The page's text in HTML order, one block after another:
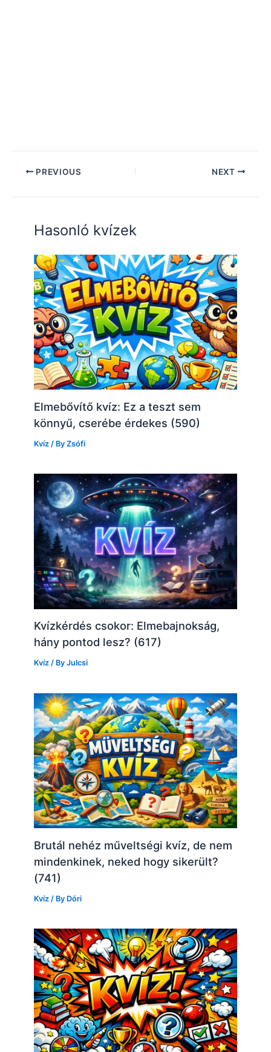
PREVIOUS NEXT
Hasonló kvízek
Elmebővítő kvíz: Ez a teszt sem
könnyű, cserébe érdekes (590)
Kvíz / ByZsófi
Kvízkérdés csokor: Elmebajnokság,
hány pontod lesz? (617)
Kvíz / ByJulcsi
Brutál nehéz műveltségi kvíz, de nem
mindenkinek, neked hogy sikerült?
(741)
Kvíz / By Dóri